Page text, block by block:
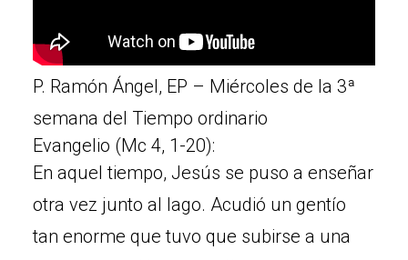
P. Ramón Ángel, EP – Miércoles de la 3ª
semana del Tiempo ordinario
Evangelio (Mc 4, 1-20):
En aquel tiempo, Jesús se puso a enseñar
otra vez junto al lago. Acudió un gentío
tan enorme que tuvo que subirse a una